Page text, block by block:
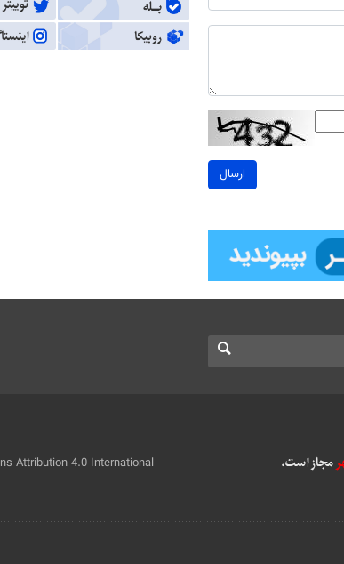
ارسال
Attribution 4.0 International